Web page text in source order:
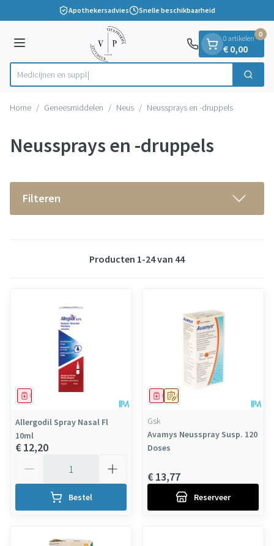
Ga naar de inhoudApothekersadvies Snelle beschikbaarheid
Menu
Product, merk, categorie... Zoek
0 artikelen
€ 0,00
0
Home / Geneesmiddelen / Neus / Neussprays en -druppels
Neussprays en -druppels
Filteren
Producten 1-24van 44
Geneesmiddel
Allergodil Spray Nasal Fl
10ml
€ 12,20
Bestel
Op voorschrift
Geneesmiddel
Gsk
Avamys Neusspray Susp. 120
Doses
€ 13,77
Reserveer